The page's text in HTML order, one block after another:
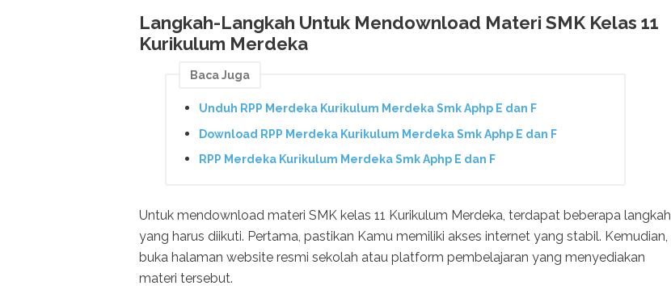
Langkah-Langkah Untuk Mendownload Materi SMK Kelas 11
Kurikulum Merdeka
Baca Juga
Unduh RPP Merdeka Kurikulum Merdeka Smk Aphp E dan F
Download RPP Merdeka Kurikulum Merdeka Smk Aphp E dan F
RPP Merdeka Kurikulum Merdeka Smk Aphp E dan F
Untuk mendownload materi SMK kelas 11 Kurikulum Merdeka, terdapat beberapa langkah
yang harus diikuti. Pertama, pastikan Kamu memiliki akses internet yang stabil. Kemudian,
buka halaman website resmi sekolah atau platform pembelajaran yang menyediakan
materi tersebut.